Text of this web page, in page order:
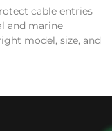
cable entries
and marine
model, size, and